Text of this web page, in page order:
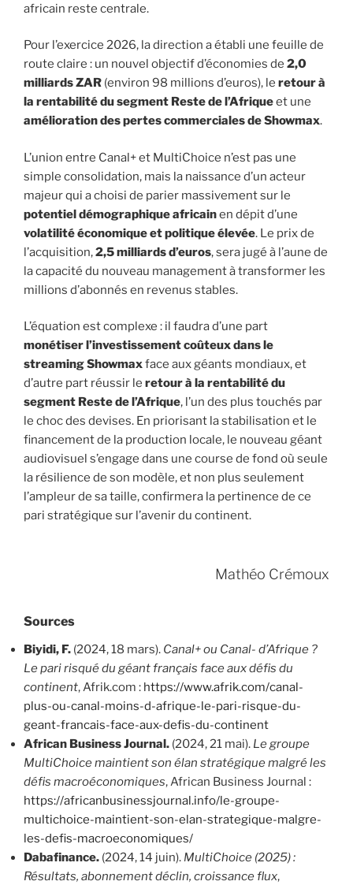
africain reste centrale.
Pour l’exercice 2026, la direction a établi une feuille de
route claire : un nouvel objectif d’économies de 2,0
milliards ZAR (environ 98 millions d’euros), le retour à
la rentabilité du segment Reste de l’Afriqueet une
amélioration des pertes commerciales de Showmax.
L’union entre Canal+ et MultiChoice n’est pas une
simple consolidation, mais la naissance d’un acteur
majeur qui a choisi de parier massivement sur le
potentiel démographique africainen dépit d’une
volatilité économique et politique élevée. Le prix de
l’acquisition,2,5 milliards d’euros, sera jugé à l’aune de
la capacité du nouveau management à transformer les
millions d’abonnés en revenus stables.
L’équation est complexe : il faudra d’une part
monétiser l’investissement coûteux dans le
streaming Showmaxface aux géants mondiaux, et
d’autre part réussir le retour à la rentabilité du
segment Reste de l’Afrique, l’un des plus touchés par
le choc des devises. En priorisant la stabilisation et le
financement de la production locale, le nouveau géant
audiovisuel s’engage dans une course de fond où seule
la résilience de son modèle, et non plus seulement
l’ampleur de sa taille, confirmera la pertinence de ce
pari stratégique sur l’avenir du continent.
Mathéo Crémoux
Sources
Biyidi, F. (2024, 18 mars). Canal+ ou Canal- d’Afrique ?
Le pari risqué du géant français face aux défis du
continent, Afrik.com : https://www.afrik.com/canal-
plus-ou-canal-moins-d-afrique-le-pari-risque-du-
geant-francais-face-aux-defis-du-continent
African Business Journal. (2024, 21 mai). Le groupe
MultiChoice maintient son élan stratégique malgré les
défis macroéconomiques, African Business Journal :
https://africanbusinessjournal.info/le-groupe-
multichoice-maintient-son-elan-strategique-malgre-
les-defis-macroeconomiques/
Dabafinance. (2024, 14 juin). MultiChoice (2025) :
Résultats, abonnement déclin, croissance flux,